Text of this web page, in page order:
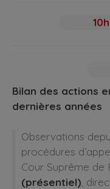
Bilan des actions
dernières années
Observations
procédures
Cour Suprême de
(présentiel) ,